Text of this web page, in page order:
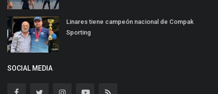
Linares tiene campeón nacional de Compak
Sporting
SOCIAL MEDIA